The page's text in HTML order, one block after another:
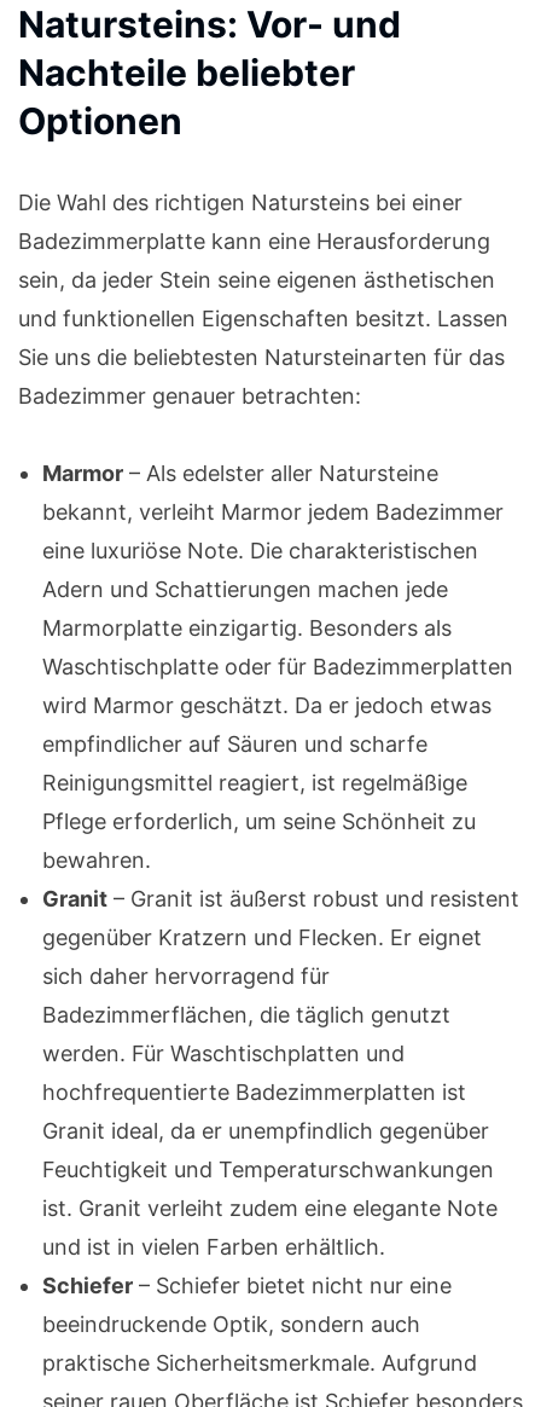
Natursteins: Vor- und
Nachteile beliebter
Optionen
Die Wahl des richtigen Natursteins bei einer
Badezimmerplatte kann eine Herausforderung
sein, da jeder Stein seine eigenen ästhetischen
und funktionellen Eigenschaften besitzt. Lassen
Sie uns die beliebtesten Natursteinarten für das
Badezimmer genauer betrachten:
Marmor – Als edelster aller Natursteine
bekannt, verleiht Marmor jedem Badezimmer
eine luxuriöse Note. Die charakteristischen
Adern und Schattierungen machen jede
Marmorplatte einzigartig. Besonders als
Waschtischplatte oder für Badezimmerplatten
wird Marmor geschätzt. Da er jedoch etwas
empfindlicher auf Säuren und scharfe
Reinigungsmittel reagiert, ist regelmäßige
Pflege erforderlich, um seine Schönheit zu
bewahren.
Granit – Granit ist äußerst robust und resistent
gegenüber Kratzern und Flecken. Er eignet
sich daher hervorragend für
Badezimmerflächen, die täglich genutzt
werden. Für Waschtischplatten und
hochfrequentierte Badezimmerplatten ist
Granit ideal, da er unempfindlich gegenüber
Feuchtigkeit und Temperaturschwankungen
ist. Granit verleiht zudem eine elegante Note
und ist in vielen Farben erhältlich.
Schiefer – Schiefer bietet nicht nur eine
beeindruckende Optik, sondern auch
praktische Sicherheitsmerkmale. Aufgrund
seiner rauen Oberfläche ist Schiefer besonders